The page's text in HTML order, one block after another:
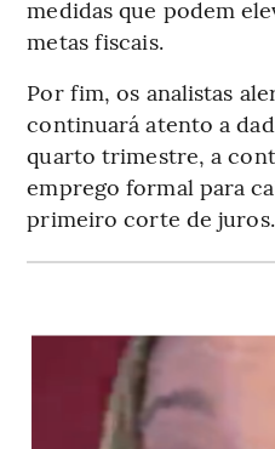
medidas que podem
metas fiscais.
Por fim, os analistas
continuará atento a
quarto trimestre, a
emprego formal para
primeiro corte de juros.